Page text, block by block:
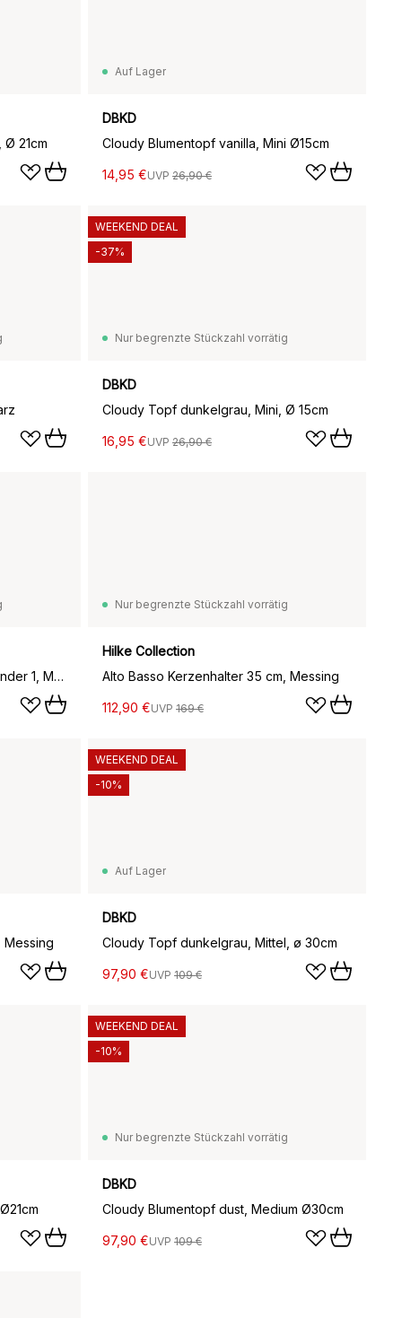
21cm
Auf Lager
DBKD
Cloudy Blumentopf vanilla, Mini Ø15cm
14,95 €UVP 26,90 €
Nur begrenzte Stückzahl vorrätig
DBKD
Cloudy Topf dunkelgrau, Mini, Ø 15cm
16,95 €UVP 26,90 €
WEEKEND DEAL
-37%
Lignano Sabbiadoro Kerzenständer 1, Messing
Nur begrenzte Stückzahl vorrätig
Hilke Collection
Alto Basso Kerzenhalter 35 cm, Messing
112,90 €UVP 169 €
Messing
Auf Lager
DBKD
Cloudy Topf dunkelgrau, Mittel, ø 30cm
97,90 €UVP 109 €
WEEKEND DEAL
-10%
Nur begrenzte Stückzahl vorrätig
DBKD
Cloudy Blumentopf dust, Medium Ø30cm
97,90 €UVP 109 €
WEEKEND DEAL
-10%